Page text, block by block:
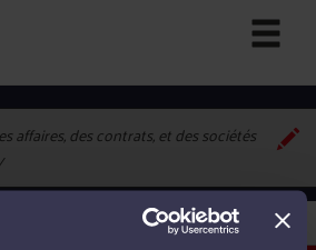
affaires, des contrats, et des sociétés
critères